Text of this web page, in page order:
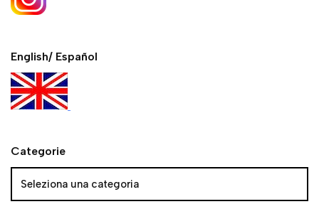
English/ Español
Categorie